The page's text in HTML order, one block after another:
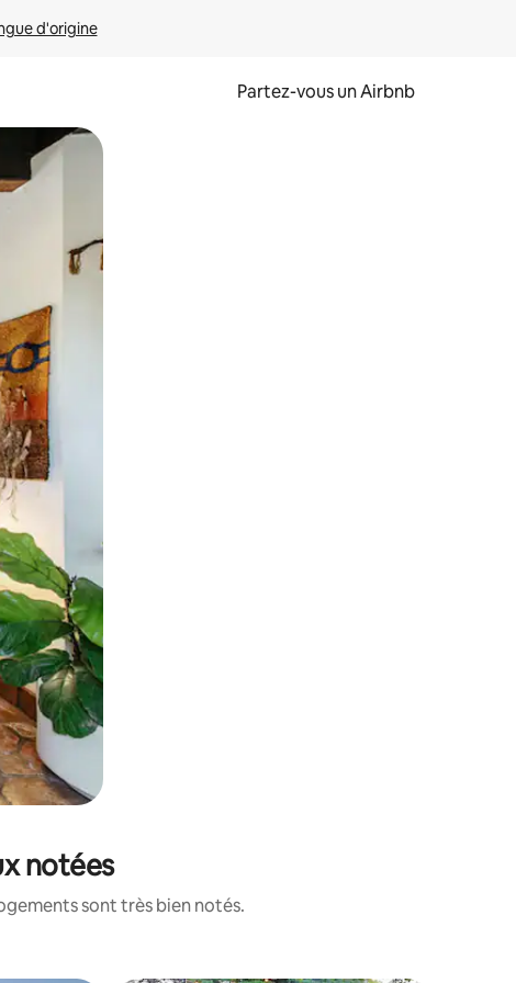
d'origine
Partez-vous un Airbnb
et en les faisant glisser.
notées
sont très bien notés.